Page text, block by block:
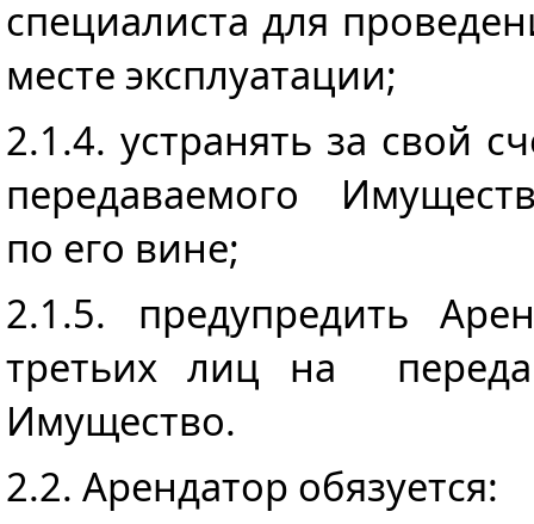
специалиста для
месте эксплуатации;
2.1.4. устранять за свой
передаваемого
по его вине;
2.1.5. предупредить
третьих лиц на
Имущество.
2.2. Арендатор обязуется: